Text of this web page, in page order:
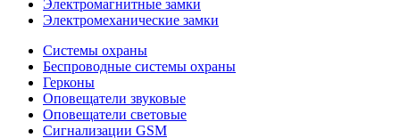
Электромагнитные замки
Электромеханические замки
Системы охраны
Беспроводные системы охраны
Герконы
Оповещатели звуковые
Оповещатели световые
Сигнализации GSM